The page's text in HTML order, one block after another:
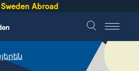
Sweden Abroad